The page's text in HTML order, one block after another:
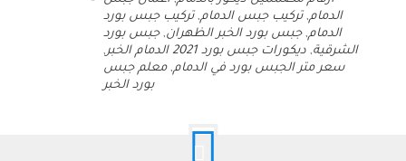
الدمام,تركيب جبس الدمام,تركيب جبس بورد
الدمام,جبس بورد الخبر الظهران,جبس بورد
الشرقية, ديكورات جبس بورد 2021 الدمام الخبر
,
سعر متر الجبس بورد في الدمام,معلم جبس
بورد الخبر